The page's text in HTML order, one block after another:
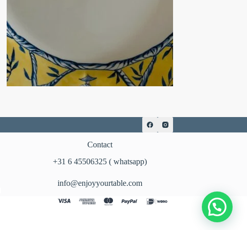
Contact
‪+31 6 45506325‬ ( whatsapp)
info@enjoyyourtable.com